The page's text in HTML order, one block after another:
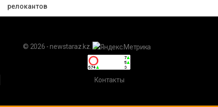
релокантов
© 2026 - newstaraz.kz.
Контакты